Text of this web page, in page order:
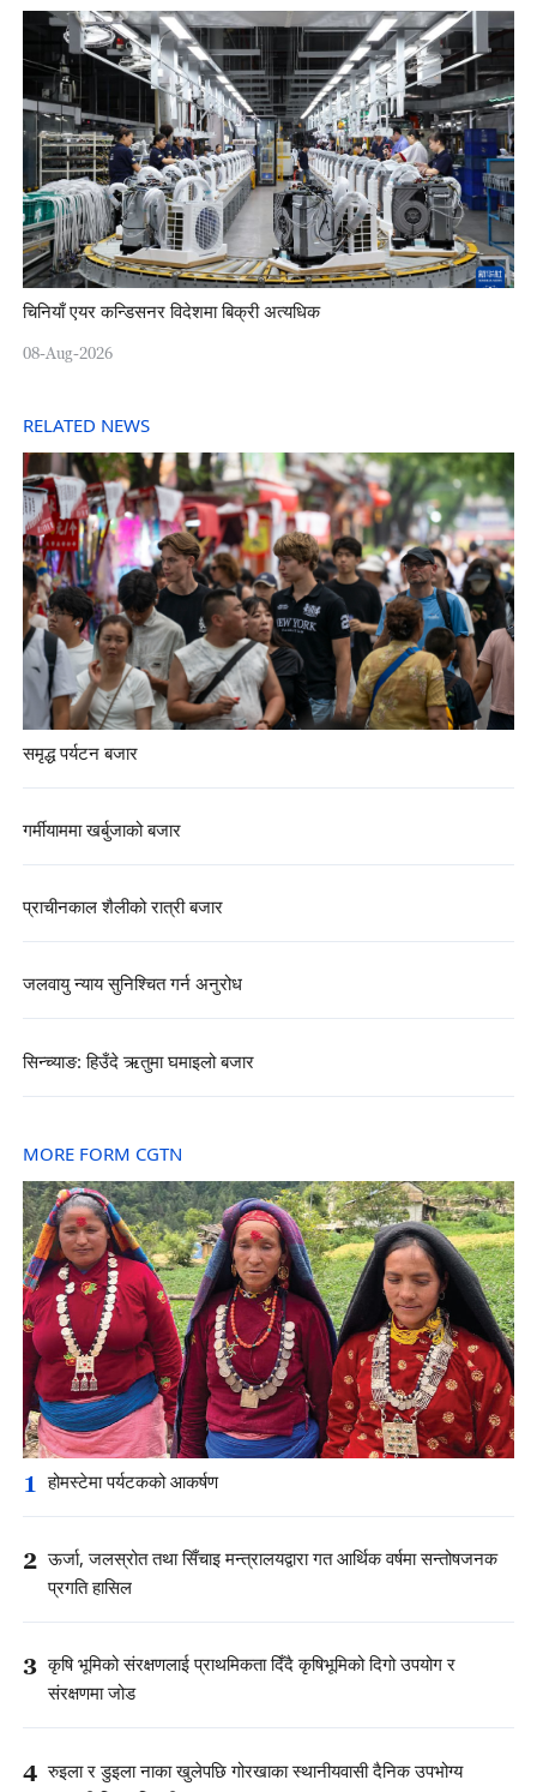
चिनियाँ एयर कन्डिसनर विदेशमा बिक्री अत्यधिक
08-Aug-2026
RELATED NEWS
समृद्ध पर्यटन बजार
गर्मीयाममा खर्बुजाको बजार
प्राचीनकाल शैलीको रात्री बजार
जलवायु न्याय सुनिश्चित गर्न अनुरोध
सिन्च्याङ: हिउँदे ऋतुमा घमाइलो बजार
MORE FORM CGTN
1 होमस्टेमा पर्यटकको आकर्षण
2 ऊर्जा, जलस्रोत तथा सिँचाइ मन्त्रालयद्वारा गत आर्थिक वर्षमा सन्तोषजनक
प्रगति हासिल
3 कृषि भूमिको संरक्षणलाई प्राथमिकता दिँदै कृषिभूमिको दिगो उपयोग र
संरक्षणमा जोड
4 रुइला र डुइला नाका खुलेपछि गोरखाका स्थानीयवासी दैनिक उपभोग्य